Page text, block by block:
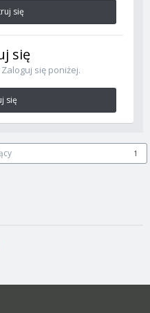
się
się
się poniżej.
się
1